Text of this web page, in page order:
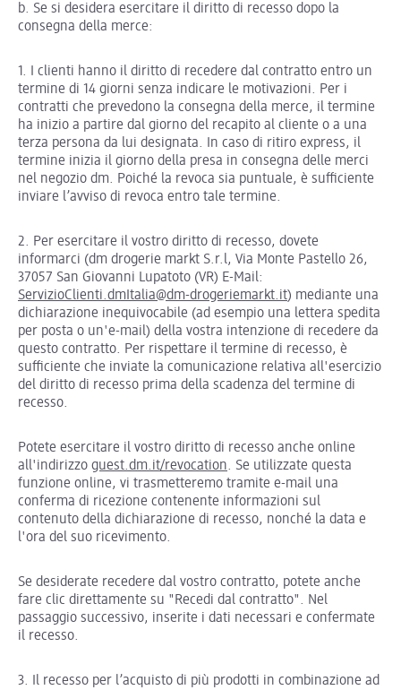
b. Se si desidera esercitare il diritto di recesso dopo la
consegna della merce:
1. I clienti hanno il diritto di recedere dal contratto entro un
termine di 14 giorni senza indicare le motivazioni. Per i
contratti che prevedono la consegna della merce, il termine
ha inizio a partire dal giorno del recapito al cliente o a una
terza persona da lui designata. In caso di ritiro express, il
termine inizia il giorno della presa in consegna delle merci
nel negozio dm. Poiché la revoca sia puntuale, è sufficiente
inviare l’avviso di revoca entro tale termine.
2. Per esercitare il vostro diritto di recesso, dovete
informarci (dm drogerie markt S.r.l, Via Monte Pastello 26,
37057 San Giovanni Lupatoto (VR) E-Mail:
ServizioClienti.dmItalia@dm-drogeriemarkt.it) mediante una
dichiarazione inequivocabile (ad esempio una lettera spedita
per posta o un'e-mail) della vostra intenzione di recedere da
questo contratto. Per rispettare il termine di recesso, è
sufficiente che inviate la comunicazione relativa all'esercizio
del diritto di recesso prima della scadenza del termine di
recesso.
Potete esercitare il vostro diritto di recesso anche online
all'indirizzo guest.dm.it/revocation. Se utilizzate questa
funzione online, vi trasmetteremo tramite e-mail una
conferma di ricezione contenente informazioni sul
contenuto della dichiarazione di recesso, nonché la data e
l'ora del suo ricevimento.
Se desiderate recedere dal vostro contratto, potete anche
fare clic direttamente su "Recedi dal contratto". Nel
passaggio successivo, inserite i dati necessari e confermate
il recesso.
3. Il recesso per l’acquisto di più prodotti in combinazione ad